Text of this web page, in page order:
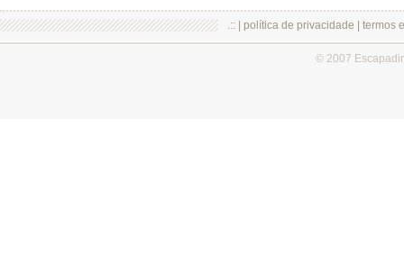
.:: | política de privacidade termos
© 2007